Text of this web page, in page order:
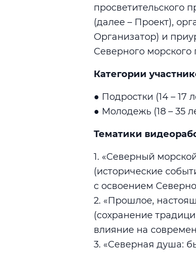
просветительского
(далее – Проект),
Организатор) и
Северного морского
Категории
● Подростки (14 – 17
● Молодежь (18 – 35
Тематики
1. «Северный
(исторические
с освоением
2. «Прошлое,
(сохранение
влияние на
3. «Северная душа: